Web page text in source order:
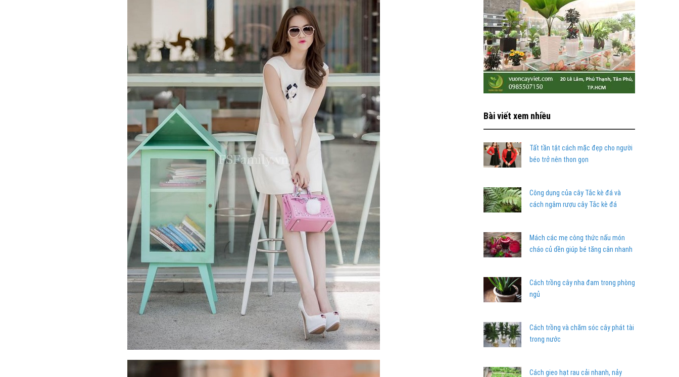
Bài viết xem nhiều
Tất tần tật cách mặc đẹp cho người
béo trở nên thon gọn
Công dụng của cây Tắc kè đá và
cách ngâm rượu cây Tắc kè đá
Mách các mẹ công thức nấu món
cháo củ dền giúp bé tăng cân nhanh
Cách trồng cây nha đam trong phòng
ngủ
Cách trồng và chăm sóc cây phát tài
trong nước
Cách gieo hạt rau cải nhanh, nảy